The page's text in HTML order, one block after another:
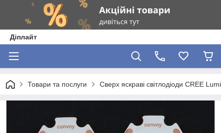
Діплайт
Товари та послуги Сверх яскраві світлодіоди CREE